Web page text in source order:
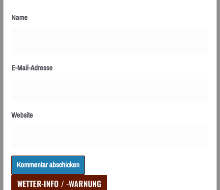
Name
E-Mail-Adresse
Website
WETTER-INFO / -WARNUNG